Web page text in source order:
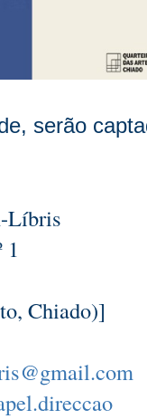
serão
Líbris
1
Chiado)]